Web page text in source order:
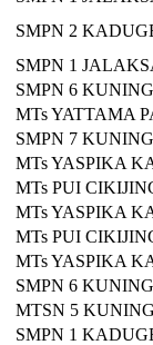
SMPN 2
SMPN 1
SMPN 6
MTs YATTAMA
SMPN 7
MTs YASPIKA
MTs PUI
MTs YASPIKA
MTs PUI
MTs YASPIKA
SMPN 6
MTSN 5
SMPN 1